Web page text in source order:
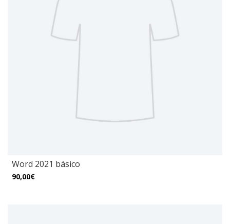
Word 2021 básico
90,00€